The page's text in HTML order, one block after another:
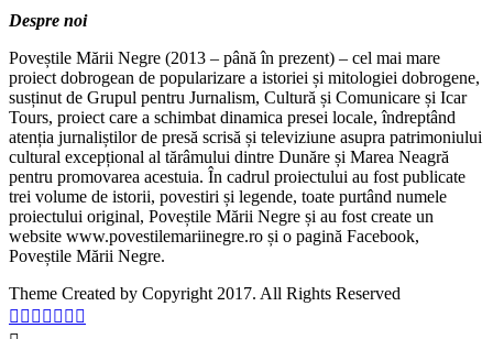
Despre noi
Poveștile Mării Negre (2013 – până în prezent) – cel mai mare
proiect dobrogean de popularizare a istoriei și mitologiei dobrogene,
susținut de Grupul pentru Jurnalism, Cultură și Comunicare și Icar
Tours, proiect care a schimbat dinamica presei locale, îndreptând
atenția jurnaliștilor de presă scrisă și televiziune asupra patrimoniului
cultural excepțional al tărâmului dintre Dunăre și Marea Neagră
pentru promovarea acestuia. În cadrul proiectului au fost publicate
trei volume de istorii, povestiri și legende, toate purtând numele
proiectului original, Poveștile Mării Negre și au fost create un
website www.povestilemariinegre.ro și o pagină Facebook,
Poveștile Mării Negre.
Theme Created by Copyright 2017. All Rights Reserved